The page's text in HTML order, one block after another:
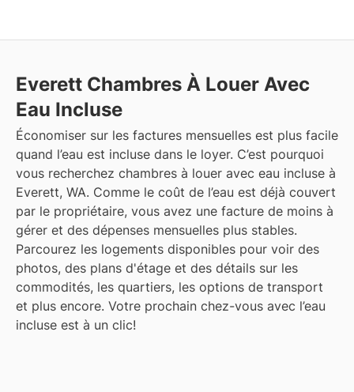
Everett Chambres À Louer Avec
Eau Incluse
Économiser sur les factures mensuelles est plus facile
quand l’eau est incluse dans le loyer. C’est pourquoi
vous recherchez chambres à louer avec eau incluse à
Everett, WA. Comme le coût de l’eau est déjà couvert
par le propriétaire, vous avez une facture de moins à
gérer et des dépenses mensuelles plus stables.
Parcourez les logements disponibles pour voir des
photos, des plans d'étage et des détails sur les
commodités, les quartiers, les options de transport
et plus encore. Votre prochain chez-vous avec l’eau
incluse est à un clic!